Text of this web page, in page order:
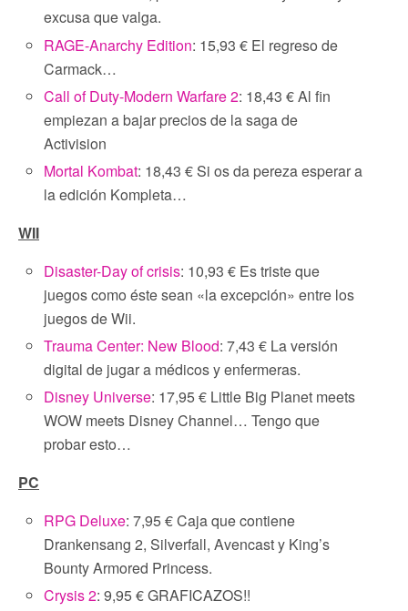
excusa que valga.
RAGE-Anarchy Edition: 15,93 € El regreso de
Carmack…
Call of Duty-Modern Warfare 2: 18,43 € Al fin
empiezan a bajar precios de la saga de
Activision
Mortal Kombat: 18,43 € Si os da pereza esperar a
la edición Kompleta…
WII
Disaster-Day of crisis: 10,93 € Es triste que
juegos como éste sean «la excepción» entre los
juegos de Wii.
Trauma Center: New Blood: 7,43 € La versión
digital de jugar a médicos y enfermeras.
Disney Universe: 17,95 € Little Big Planet meets
WOW meets Disney Channel… Tengo que
probar esto…
PC
RPG Deluxe: 7,95 € Caja que contiene
Drankensang 2, Silverfall, Avencast y King’s
Bounty Armored Princess.
Crysis 2: 9,95 € GRAFICAZOS!!